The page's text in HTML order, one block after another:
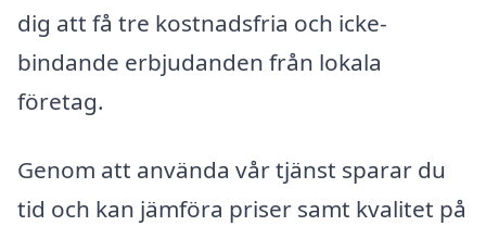
dig att få tre kostnadsfria och icke-
bindande erbjudanden från lokala
företag.
Genom att använda vår tjänst sparar du
tid och kan jämföra priser samt kvalitet på